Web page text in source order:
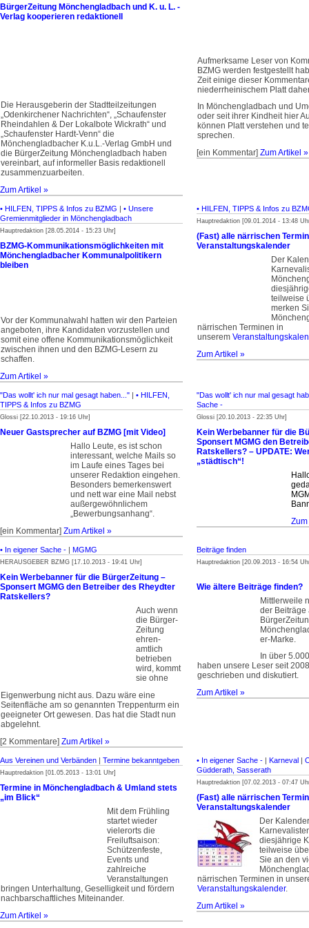
BürgerZeitung Mönchengladbach und K. u. L. -
Verlag kooperieren redaktionell
Die Herausgeberin der Stadtteilzeitungen
„Odenkirchener Nachrichten“, „Schau­fenster
Rheindahlen & Der Lokalbote Wick­rath“ und
„Schaufenster Hardt-Venn“ die
Mönchengladbacher K.u.L.-Verlag GmbH und
die BürgerZeitung Mönchengladbach haben
vereinbart, auf informeller Basis redaktionell
zusammenzuarbeiten.
Zum Artikel »
Aufmerksame Leser von
BZMG werden festgestellt
Zeit einige dieser
niederrheinischem Platt
In Mönchengladbach und
oder seit ihrer Kindheit hier
können Platt verstehen und
sprechen.
[ein Kommentar] Zum Artikel »
• HILFEN, TIPPS & Infos zu BZMG | • Unsere
Gremienmitglieder in Mönchengladbach
Hauptredaktion [28.05.2014 - 15:23 Uhr]
BZMG-Kommunikations­möglich­keiten mit
Mönchengladbacher Kommunalpolitikern
bleiben
Vor der Kommunalwahl hatten wir den Parteien
angeboten, ihre Kandi­daten vorzustellen und
somit eine offene Kommuni­­kationsmöglichkeit
zwischen ihnen und den BZMG-Lesern zu
schaffen.
Zum Artikel »
• HILFEN, TIPPS & Infos zu
Hauptredaktion [09.01.2014 - 13:48
(Fast) alle närrischen
Veranstaltungskalender
Der
teilweise
merken
närrischen Terminen in
unserem
Zum Artikel »
"Das wollt' ich nur mal gesagt haben..." | • HILFEN,
TIPPS & Infos zu BZMG
Glossi [22.10.2013 - 19:16 Uhr]
Neuer Gastsprecher auf BZMG [mit Video]
Hallo Leute, es ist schon
interessant, welche Mails so
im Laufe eines Tages bei
unserer Redaktion eingehen.
Besonders bemerkenswert
und nett war eine Mail nebst
außergewöhnlichem
„Bewerbungs­anhang“.
[ein Kommentar] Zum Artikel »
"Das wollt' ich nur mal gesagt
Sache -
Glossi [20.10.2013 - 22:35 Uhr]
Kein Werbebanner für die
Sponsert MGMG den
Ratskellers? – UPDATE:
„städtisch“!
• In eigener Sache - | MGMG
HERAUSGEBER BZMG [17.10.2013 - 19:41 Uhr]
Kein Werbebanner für die BürgerZeitung –
Sponsert MGMG den Betreiber des Rheydter
Ratskellers?
Auch wenn
die Bürger­
Zeitung
ehren­
amtlich
betrieben
wird, kommt
sie ohne
Eigenwerbung nicht aus. Dazu wäre eine
Seitenfläche am so genannten Treppenturm ein
geeigneter Ort gewesen. Das hat die Stadt nun
abgelehnt.
[2 Kommentare] Zum Artikel »
Beiträge finden
Hauptredaktion [20.09.2013 - 16:54
Wie ältere Beiträge finden?
Mittlerweile
der Beiträge
er-Marke.
In über
haben unsere Leser seit
geschrieben und diskutiert.
Zum Artikel »
Aus Vereinen und Verbänden | Termine bekanntgeben
Hauptredaktion [01.05.2013 - 13:01 Uhr]
Termine in Mönchengladbach & Umland stets
„im Blick“
Mit dem Frühling
startet wieder
vielerorts die
Freiluftsaison:
Schützenfeste,
Events und
zahlreiche
Veranstaltungen
bringen Unterhaltung, Geselligkeit und fördern
nachbarschaftliches Miteinander.
Zum Artikel »
• In eigener Sache - | Karneval |
Güdderath, Sasserath
Hauptredaktion [07.02.2013 - 07:47
(Fast) alle närrischen
Veranstaltungskalender
Der
diesjährige
teilweise
Sie an den
närrischen Terminen in
Veranstaltungskalender.
Zum Artikel »